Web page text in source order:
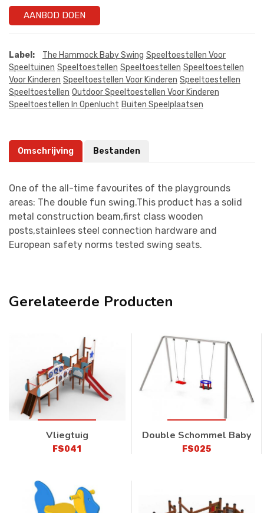
AANBOD DOEN
Label: The Hammock Baby Swing Speeltoestellen Voor
Speeltuinen Speeltoestellen Speeltoestellen Speeltoestellen
Voor Kinderen Speeltoestellen Voor Kinderen Speeltoestellen
Speeltoestellen Outdoor Speeltoestellen Voor Kinderen
Speeltoestellen In Openlucht Buiten Speelplaatsen
Omschrijving Bestanden
One of the all-time favourites of the playgrounds
areas: The double fun swing.This product has a solid
metal construction beam,first class wooden
posts,stainlees steel connection hardware and
European safety norms tested swing seats.
Gerelateerde Producten
Vliegtuig
FS041
Double Schommel Baby
FS025